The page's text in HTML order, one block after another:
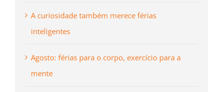
A curiosidade também merece férias
inteligentes
Agosto: férias para o corpo, exercício para a
mente